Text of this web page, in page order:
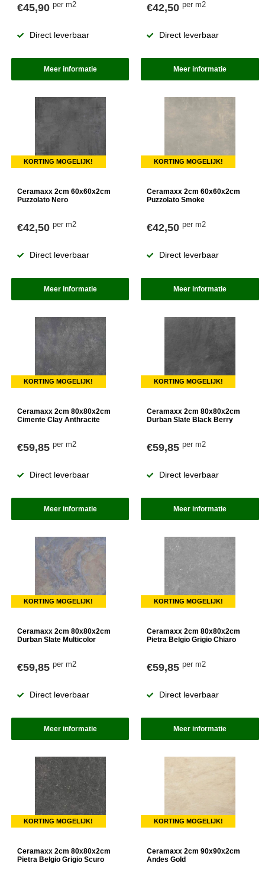
€45,90 per m2
Direct leverbaar
Meer informatie
€42,50per m2
Direct leverbaar
Meer informatie
KORTING MOGELIJK!
Ceramaxx 2cm 60x60x2cm
Puzzolato Nero
€42,50 per m2
Direct leverbaar
Meer informatie
KORTING MOGELIJK!
Ceramaxx 2cm 60x60x2cm
Puzzolato Smoke
€42,50per m2
Direct leverbaar
Meer informatie
KORTING MOGELIJK!
Ceramaxx 2cm 80x80x2cm
Cimente Clay Anthracite
€59,85 per m2
Direct leverbaar
Meer informatie
KORTING MOGELIJK!
Ceramaxx 2cm 80x80x2cm
Durban Slate Black Berry
€59,85per m2
Direct leverbaar
Meer informatie
KORTING MOGELIJK!
Ceramaxx 2cm 80x80x2cm
Durban Slate Multicolor
€59,85 per m2
Direct leverbaar
Meer informatie
KORTING MOGELIJK!
Ceramaxx 2cm 80x80x2cm
Pietra Belgio Grigio Chiaro
€59,85per m2
Direct leverbaar
Meer informatie
KORTING MOGELIJK!
Ceramaxx 2cm 80x80x2cm
Pietra Belgio Grigio Scuro
KORTING MOGELIJK!
Ceramaxx 2cm 90x90x2cm
Andes Gold